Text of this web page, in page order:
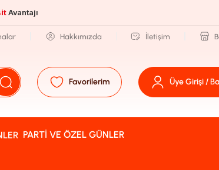
Avantajı
Hakkımızda İletişim
Favorilerim Üye Girişi /
PARTI VE ÖZEL GÜNLER